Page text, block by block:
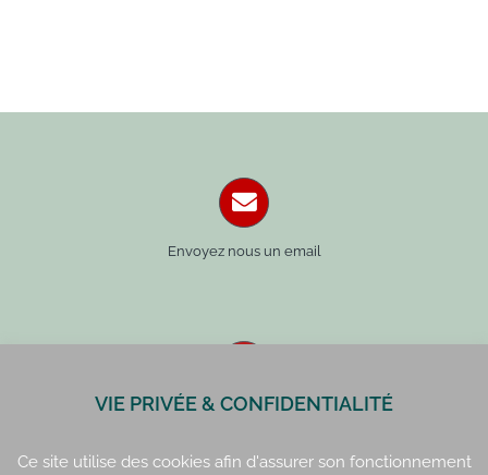
Envoyez nous un email
Paris : 01 42 34 14 59
VIE PRIVÉE & CONFIDENTIALITÉ
Ce site utilise des cookies afin d'assurer son fonctionnement